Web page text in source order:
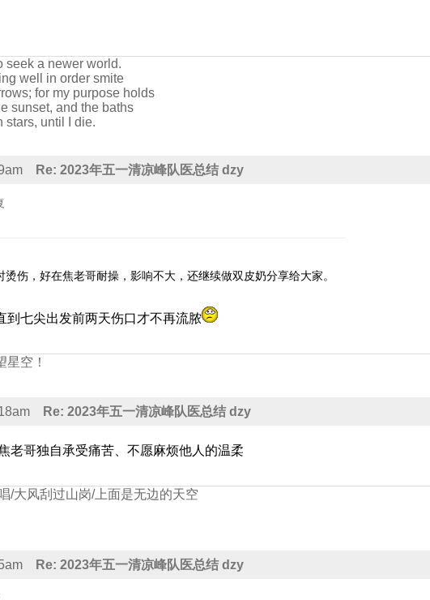
seek a newer world.
well in order smite
for my purpose holds
sunset, and the baths
stars, until I die.
Re: 2023年五一清凉峰队医总结 dzy
烫伤，好在焦老哥耐操，影响不大，还继续做双皮奶分享给大家。
到七尖出发前两天伤口才不再流脓
星空！
Re: 2023年五一清凉峰队医总结 dzy
老哥独自承受痛苦、不愿麻烦他人的温柔
/大风刮过山岗/上面是无边的天空
Re: 2023年五一清凉峰队医总结 dzy